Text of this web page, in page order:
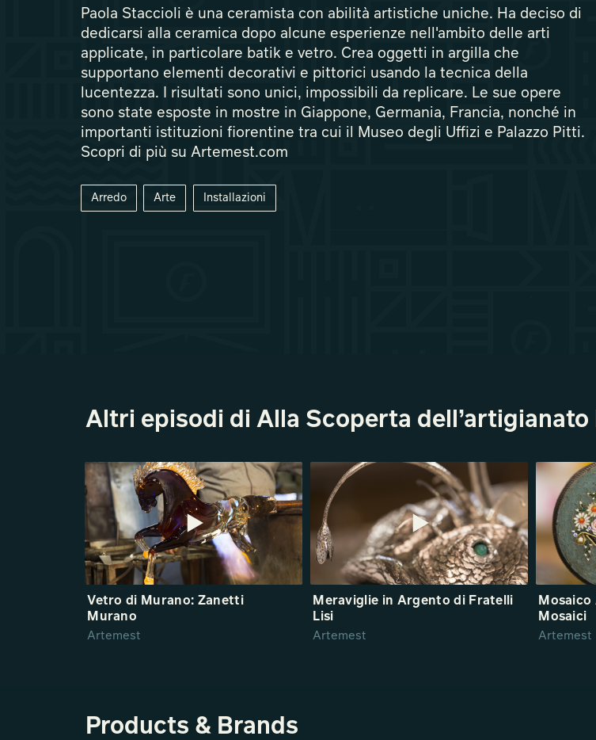
Paola Staccioli è una ceramista con abilità artistiche uniche. Ha deciso di
dedicarsi alla ceramica dopo alcune esperienze nell'ambito delle arti
applicate, in particolare batik e vetro. Crea oggetti in argilla che
supportano elementi decorativi e pittorici usando la tecnica della
lucentezza. I risultati sono unici, impossibili da replicare. Le sue opere
sono state esposte in mostre in Giappone, Germania, Francia, nonché in
importanti istituzioni fiorentine tra cui il Museo degli Uffizi e Palazzo Pitti.
Scopri di più su Artemest.com
Arredo Arte Installazioni
Altri episodi di Alla Scoperta
Vetro di Murano: Zanetti
Murano
Artemest
Meraviglie in Argento di Fratelli
Lisi
Artemest
Mosaici
Artemest
Products & Brands